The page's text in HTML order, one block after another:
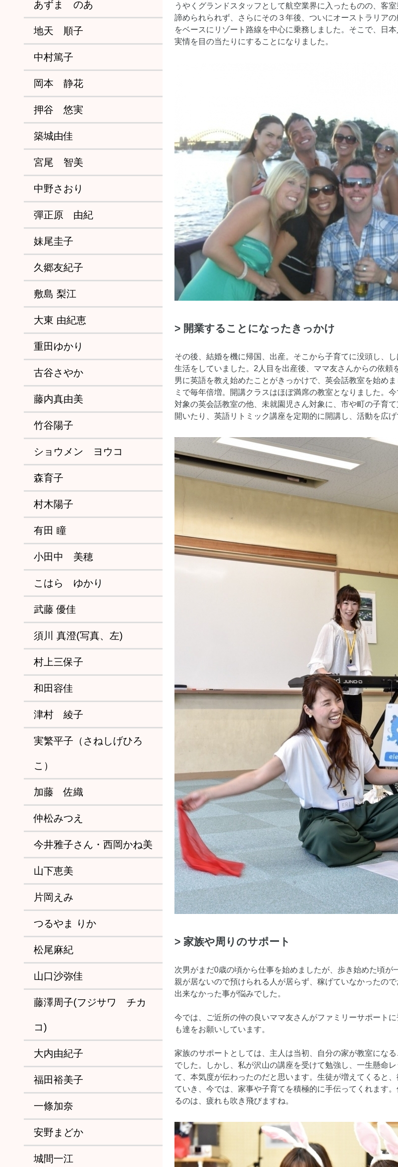
あずま のあ
地天 順子
中村篤子
岡本 静花
押谷 悠実
築城由佳
宮尾 智美
中野さおり
彈正原 由紀
妹尾圭子
久郷友紀子
敷島 梨江
大東 由紀恵
重田ゆかり
古谷さやか
藤内真由美
竹谷陽子
ショウメン ヨウコ
森育子
村木陽子
有田 瞳
小田中 美穂
こはら ゆかり
武藤 優佳
須川 真澄(写真、左)
村上三保子
和田容佳
津村 綾子
実繁平子（さねしげひろ
こ）
加藤 佐織
仲松みつえ
今井雅子さん・西岡かね美
山下恵美
片岡えみ
つるやま りか
松尾麻紀
山口沙弥佳
藤澤周子(フジサワ チカ
コ)
大内由紀子
福田裕美子
一條加奈
安野まどか
城間一江
うやくグランドスタッフとして航空業界に入ったものの、客
諦められられず、さらにその３年後、ついにオーストラリア
をベースにリゾート路線を中心に乗務しました。そこで、日
実情を目の当たりにすることになりました。
> 開業することになったきっかけ
その後、結婚を機に帰国、出産。そこから子育てに没頭し、
生活をしていました。2人目を出産後、ママ友さんからの依頼
男に英語を教え始めたことがきっかけで、英会話教室を始め
ミで毎年倍増。開講クラスはほぼ満席の教室となりました。
対象の英会話教室の他、未就園児さん対象に、市や町の子育
開いたり、英語リトミック講座を定期的に開講し、活動を広
> 家族や周りのサポート
次男がまだ0歳の頃から仕事を始めましたが、歩き始めた頃が
親が居ないので預けられる人が居らず、稼げていなかったの
出来なかった事が悩みでした。
今では、ご近所の仲の良いママ友さんがファミリーサポート
も達をお願いしています。
家族のサポートとしては、主人は当初、自分の家が教室にな
でした。しかし、私が沢山の講座を受けて勉強し、一生懸命
て、本気度が伝わったのだと思います。生徒が増えてくると
ていき、今では、家事や子育てを積極的に手伝ってくれます
るのは、疲れも吹き飛びますね。